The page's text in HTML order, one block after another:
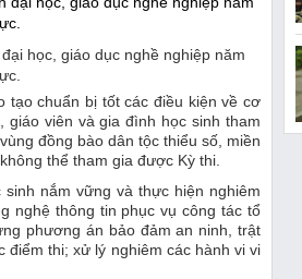
học, giáo dục nghề nghiệp năm
tạo chuẩn bị tốt các điều kiện về cơ
viên và gia đình học sinh tham
đồng bào dân tộc thiểu số, miền
thể tham gia được Kỳ thi.
nắm vững và thực hiện nghiêm
nghệ thông tin phục vụ công tác tổ
phương án bảo đảm an ninh, trật
điểm thi; xử lý nghiêm các hành vi vi